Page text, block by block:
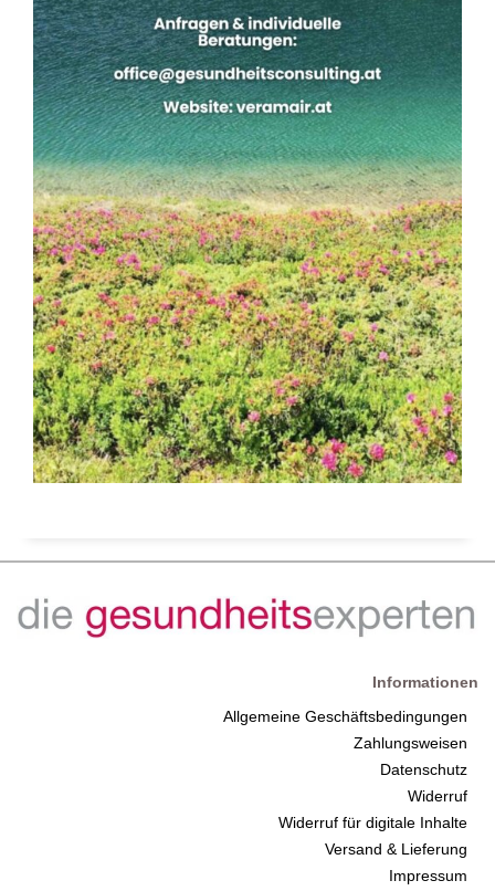
Informationen
Allgemeine Geschäftsbedingungen
Zahlungsweisen
Datenschutz
Widerruf
Widerruf für digitale Inhalte
Versand & Lieferung
Impressum